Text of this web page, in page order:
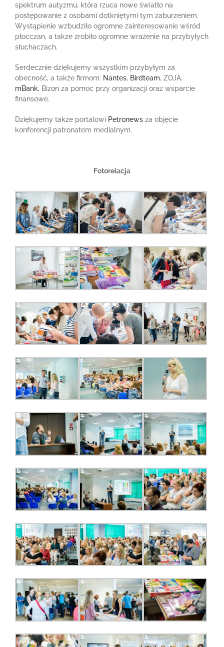
spektrum autyzmu, która rzuca nowe światło na
postępowanie z osobami dotkniętymi tym zaburzeniem.
Wystąpienie wzbudziło ogromne zainteresowanie wśród
płocczan, a także zrobiło ogromne wrażenie na przybyłych
słuchaczach.
Serdecznie dziękujemy wszystkim przybyłym za
obecność, a także firmom: Nantes, Birdteam, ZOJA,
mBank, Bizon za pomoc przy organizacji oraz wsparcie
finansowe.
Dziękujemy także portalowi Petronews za objęcie
konferencji patronatem medialnym.
Fotorelacja